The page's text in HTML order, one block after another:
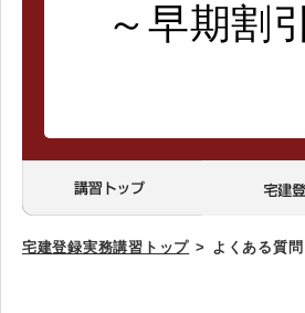
～早期割
宅建登録実務講習トップ > よくある質問